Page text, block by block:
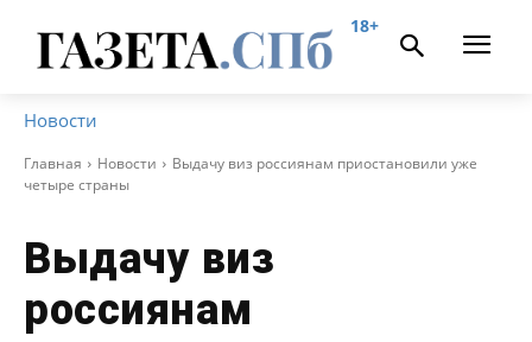
18+
Новости
Главная Новости
Выдачу виз россиянам приостановили уже
четыре страны
Выдачу виз
россиянам